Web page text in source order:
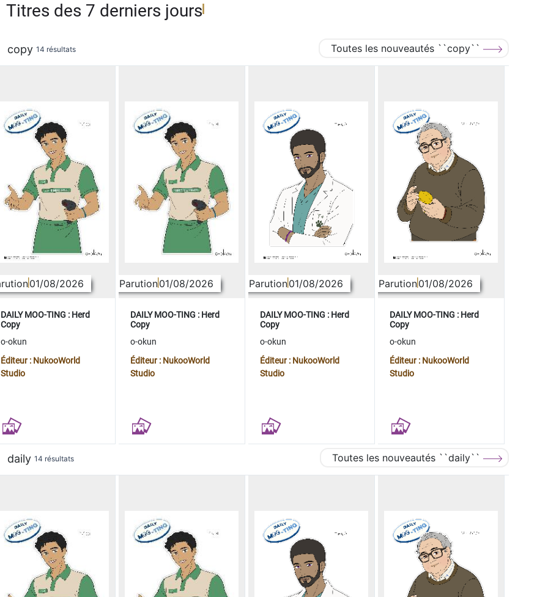
Titres des 7 derniers jours
copy 14 résultats Toutes les nouveautés ``copy``
01/08/2026
DAILY MOO-TING : Herd
Copy
o-okun
Éditeur : NukooWorld
Studio
Parution01/08/2026
DAILY MOO-TING : Herd
Copy
o-okun
Éditeur : NukooWorld
Studio
Parution01/08/2026
DAILY MOO-TING : Herd
Copy
o-okun
Éditeur : NukooWorld
Studio
Parution01/08/2026
DAILY MOO-TING : Herd
Copy
o-okun
Éditeur : NukooWorld
Studio
daily 14 résultats Toutes les nouveautés ``daily``